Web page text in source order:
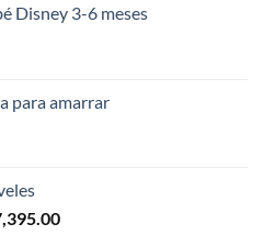
Disney 3-6 meses
para amarrar
El